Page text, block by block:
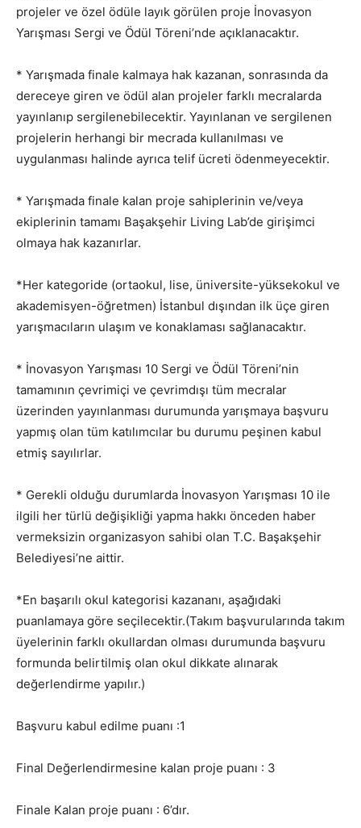
projeler ve özel ödüle layık görülen proje İnovasyon
Yarışması Sergi ve Ödül Töreni’nde açıklanacaktır.
* Yarışmada finale kalmaya hak kazanan, sonrasında da
dereceye giren ve ödül alan projeler farklı mecralarda
yayınlanıp sergilenebilecektir. Yayınlanan ve sergilenen
projelerin herhangi bir mecrada kullanılması ve
uygulanması halinde ayrıca telif ücreti ödenmeyecektir.
* Yarışmada finale kalan proje sahiplerinin ve/veya
ekiplerinin tamamı Başakşehir Living Lab’de girişimci
olmaya hak kazanırlar.
*Her kategoride (ortaokul, lise, üniversite-yüksekokul ve
akademisyen-öğretmen) İstanbul dışından ilk üçe giren
yarışmacıların ulaşım ve konaklaması sağlanacaktır.
* İnovasyon Yarışması 10 Sergi ve Ödül Töreni’nin
tamamının çevrimiçi ve çevrimdışı tüm mecralar
üzerinden yayınlanması durumunda yarışmaya başvuru
yapmış olan tüm katılımcılar bu durumu peşinen kabul
etmiş sayılırlar.
* Gerekli olduğu durumlarda İnovasyon Yarışması 10 ile
ilgili her türlü değişikliği yapma hakkı önceden haber
vermeksizin organizasyon sahibi olan T.C. Başakşehir
Belediyesi’ne aittir.
*En başarılı okul kategorisi kazananı, aşağıdaki
puanlamaya göre seçilecektir.(Takım başvurularında takım
üyelerinin farklı okullardan olması durumunda başvuru
formunda belirtilmiş olan okul dikkate alınarak
değerlendirme yapılır.)
Başvuru kabul edilme puanı :1
Final Değerlendirmesine kalan proje puanı : 3
Finale Kalan proje puanı : 6’dır.